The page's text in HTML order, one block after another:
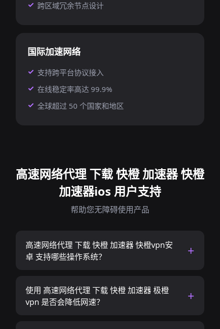
跨区域冗余节点设计
国际加速网络
支持跨平台协议接入
在线稳定率高达 99.9%
全球超过 50 个国家和地区
高速网络代理 下载 快橙 加速器 快橙
加速器ios 用户支持
帮助您无障碍使用产品
高速网络代理 下载 快橙 加速器 快橙vpn安
卓 支持哪些操作系统？
使用 高速网络代理 下载 快橙 加速器 极橙
vpn 是否会降低网速？